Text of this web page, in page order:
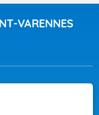
VARENNES